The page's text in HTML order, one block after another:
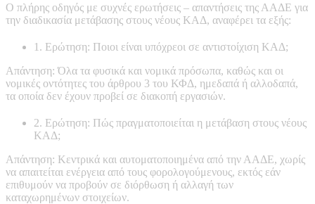
Ο πλήρης οδηγός με συχνές ερωτήσεις – απαντήσεις της ΑΑΔΕ για
την διαδικασία μετάβασης στους νέους ΚΑΔ, αναφέρει τα εξής:
1. Ερώτηση: Ποιοι είναι υπόχρεοι σε αντιστοίχιση ΚΑΔ;
Απάντηση: Όλα τα φυσικά και νομικά πρόσωπα, καθώς και οι
νομικές οντότητες του άρθρου 3 του ΚΦΔ, ημεδαπά ή αλλοδαπά,
τα οποία δεν έχουν προβεί σε διακοπή εργασιών.
2. Ερώτηση: Πώς πραγματοποιείται η μετάβαση στους νέους
ΚΑΔ;
Απάντηση: Κεντρικά και αυτοματοποιημένα από την ΑΑΔΕ, χωρίς
να απαιτείται ενέργεια από τους φορολογούμενους, εκτός εάν
επιθυμούν να προβούν σε διόρθωση ή αλλαγή των
καταχωρημένων στοιχείων.